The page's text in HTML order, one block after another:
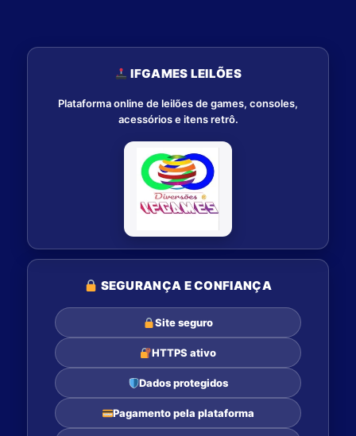
IFGAMES LEILÕES
Plataforma online de leilões de games, consoles,
acessórios e itens retrô.
SEGURANÇA E CONFIANÇA
Site seguro
HTTPS ativo
Dados protegidos
Pagamento pela plataforma